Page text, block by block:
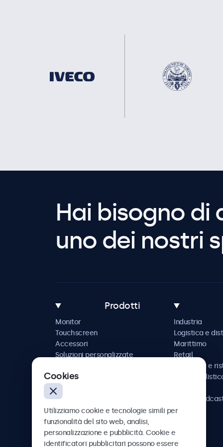
Hai bisogno di
uno dei nostri
Prodotti
Monitor
Touchscreen
Accessori
Soluzioni personalizzate
Industria
Logistica e
Marittimo
Retail
Ospitalità e
AV e
Sanità
Cookies
Utilizziamo cookie e tecnologie simili per
funzionalità del sito web, analisi,
personalizzazione e pubblicità. Cookie e
identificatori pubblicitari possono essere